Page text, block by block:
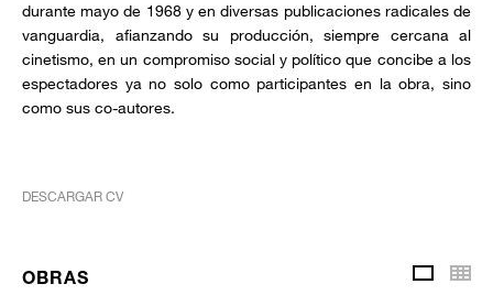
durante mayo de 1968 y en diversas publicaciones radicales de
vanguardia, afianzando su producción, siempre cercana al
cinetismo, en un compromiso social y político que concibe a los
espectadores ya no solo como participantes en la obra, sino
como sus co-autores.
DESCARGAR CV
OBRAS